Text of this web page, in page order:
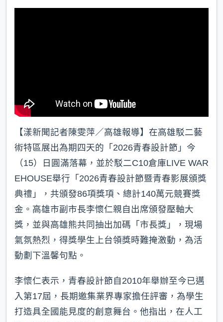
k
【漾新聞記者陳雯萍／高雄報導】在高雄駁二藝
術特區展出為期四天的「2026青春設計節」今
（15）日圓滿落幕，並於駁二C10倉庫LIVE WAR
EHOUSE舉行「2026青春設計節暨青春影展頒獎
典禮」，共頒發86項獎項、總計140萬元競賽獎
金。高雄市副市長李懷仁親自出席頒發壓軸大
獎，並與高雄熊共同抽出加碼「市長獎」，現場
氣氛熱烈，得獎學生上台領獎時難掩激動，為活
動劃下溫馨句點。
李懷仁表示，青春設計節自2010年舉辦至今已邁
入第17屆，長期邀集業界專家擔任評審，為學生
打造具全國能見度的創意舞台。他指出，在人工